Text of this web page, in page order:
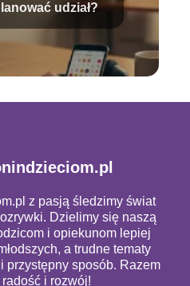
udział?
z pasją śledzimy świat
Dzielimy się naszą
i opiekunom lepiej
a trudne tematy
przystępny sposób. Razem
i rozwój!